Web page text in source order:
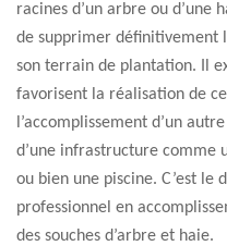
racines d’un arbre ou d’une
de supprimer définitivement
son terrain de plantation. Il
favorisent la réalisation de
l’accomplissement d’un
d’une infrastructure comme
ou bien une piscine. C’est le
professionnel en
des souches d’arbre et haie.